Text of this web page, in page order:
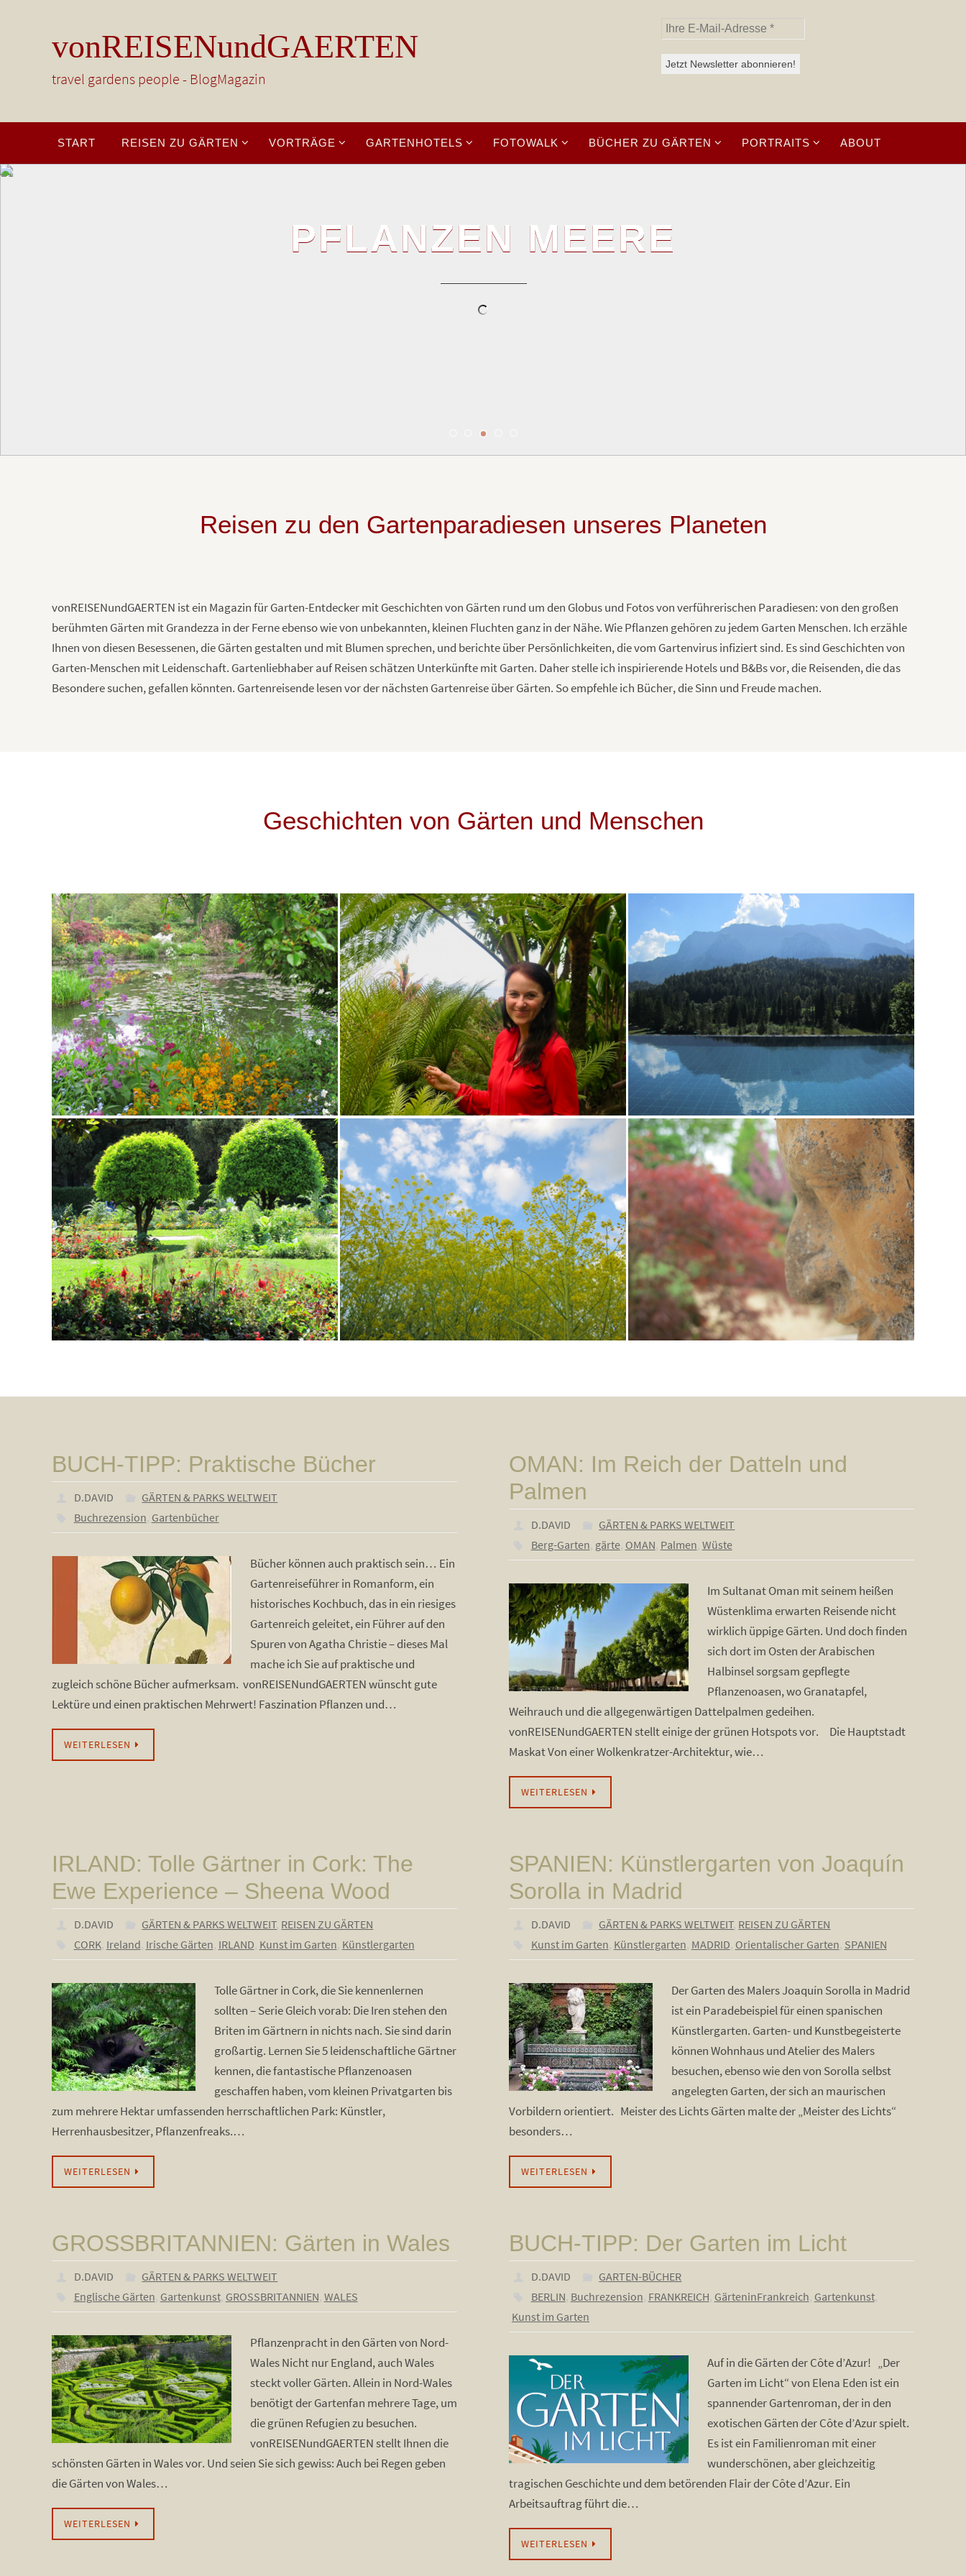
vonREISENundGAERTEN
travel gardens people - BlogMagazin
springen
START REISEN ZU GÄRTEN VORTRÄGE GARTENHOTELS FOTOWALK BÜCHER ZU GÄRTEN PORTRAITS ABOUT
PFLANZEN MEERE
Reisen zu den Gartenparadiesen unseres Planeten
vonREISENundGAERTEN ist ein Magazin für Garten-Entdecker mit Geschichten von Gärten rund um den Globus und Fotos von verführerischen Paradiesen: von den großen
berühmten Gärten mit Grandezza in der Ferne ebenso wie von unbekannten, kleinen Fluchten ganz in der Nähe. Wie Pflanzen gehören zu jedem Garten Menschen. Ich erzähle
Ihnen von diesen Besessenen, die Gärten gestalten und mit Blumen sprechen, und berichte über Persönlichkeiten, die vom Gartenvirus infiziert sind. Es sind Geschichten von
Garten-Menschen mit Leidenschaft. Gartenliebhaber auf Reisen schätzen Unterkünfte mit Garten. Daher stelle ich inspirierende Hotels und B&Bs vor, die Reisenden, die das
Besondere suchen, gefallen könnten. Gartenreisende lesen vor der nächsten Gartenreise über Gärten. So empfehle ich Bücher, die Sinn und Freude machen.
Geschichten von Gärten und Menschen
BUCH-TIPP: Praktische Bücher
D.DAVID
GÄRTEN & PARKS WELTWEIT
Buchrezension, Gartenbücher
Bücher können auch praktisch sein… Ein
Gartenreiseführer in Romanform, ein
historisches Kochbuch, das in ein riesiges
Gartenreich geleitet, ein Führer auf den
Spuren von Agatha Christie – dieses Mal
mache ich Sie auf praktische und
zugleich schöne Bücher aufmerksam. vonREISENundGAERTEN wünscht gute
Lektüre und einen praktischen Mehrwert! Faszination Pflanzen und…
WEITERLESEN
OMAN: Im Reich der Datteln und
Palmen
D.DAVID
GÄRTEN & PARKS WELTWEIT
Berg-Garten, gärte, OMAN, Palmen, Wüste
Im Sultanat Oman mit seinem heißen
Wüstenklima erwarten Reisende nicht
wirklich üppige Gärten. Und doch finden
sich dort im Osten der Arabischen
Halbinsel sorgsam gepflegte
Pflanzenoasen, wo Granatapfel,
Weihrauch und die allgegenwärtigen Dattelpalmen gedeihen.
vonREISENundGAERTEN stellt einige der grünen Hotspots vor. Die Hauptstadt
Maskat Von einer Wolkenkratzer-Architektur, wie…
WEITERLESEN
IRLAND: Tolle Gärtner in Cork: The
Ewe Experience – Sheena Wood
D.DAVID GÄRTEN & PARKS WELTWEIT, REISEN ZU GÄRTEN
CORK, Ireland, Irische Gärten, IRLAND, Kunst im Garten, Künstlergarten
Tolle Gärtner in Cork, die Sie kennenlernen
sollten – Serie Gleich vorab: Die Iren stehen den
Briten im Gärtnern in nichts nach. Sie sind darin
großartig. Lernen Sie 5 leidenschaftliche Gärtner
kennen, die fantastische Pflanzenoasen
geschaffen haben, vom kleinen Privatgarten bis
zum mehrere Hektar umfassenden herrschaftlichen Park: Künstler,
Herrenhausbesitzer, Pflanzenfreaks.…
WEITERLESEN
SPANIEN: Künstlergarten von Joaquín
Sorolla in Madrid
D.DAVID GÄRTEN & PARKS WELTWEIT, REISEN ZU GÄRTEN
Kunst im Garten, Künstlergarten, MADRID, Orientalischer Garten, SPANIEN
Der Garten des Malers Joaquín Sorolla in Madrid
ist ein Paradebeispiel für einen spanischen
Künstlergarten. Garten- und Kunstbegeisterte
können Wohnhaus und Atelier des Malers
besuchen, ebenso wie den von Sorolla selbst
angelegten Garten, der sich an maurischen
Vorbildern orientiert. Meister des Lichts Gärten malte der „Meister des Lichts“
besonders…
WEITERLESEN
GROSSBRITANNIEN: Gärten in Wales
D.DAVID
GÄRTEN & PARKS WELTWEIT
Englische Gärten, Gartenkunst, GROSSBRITANNIEN, WALES
Pflanzenpracht in den Gärten von Nord-
Wales Nicht nur England, auch Wales
steckt voller Gärten. Allein in Nord-Wales
benötigt der Gartenfan mehrere Tage, um
die grünen Refugien zu besuchen.
vonREISENundGAERTEN stellt Ihnen die
schönsten Gärten in Wales vor. Und seien Sie sich gewiss: Auch bei Regen geben
die Gärten von Wales…
WEITERLESEN
BUCH-TIPP: Der Garten im Licht
D.DAVID
GARTEN-BÜCHER
BERLIN, Buchrezension, FRANKREICH, GärteninFrankreich, Gartenkunst,
Kunst im Garten
Auf in die Gärten der Côte d’Azur! „Der
Garten im Licht“ von Elena Eden ist ein
spannender Gartenroman, der in den
exotischen Gärten der Côte d’Azur spielt.
Es ist ein Familienroman mit einer
wunderschönen, aber gleichzeitig
tragischen Geschichte und dem betörenden Flair der Côte d’Azur. Ein
Arbeitsauftrag führt die…
WEITERLESEN